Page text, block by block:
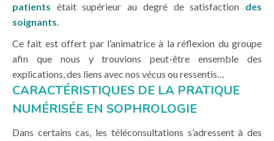
patients était supérieur au degré de satisfaction des
soignants.
Ce fait est offert par l’animatrice à la réflexion du groupe
afin que nous y trouvions peut-être ensemble des
explications, des liens avec nos vécus ou ressentis…
CARACTÉRISTIQUES DE LA PRATIQUE
NUMÉRISÉE EN SOPHROLOGIE
Dans certains cas, les téléconsultations s’adressent à des